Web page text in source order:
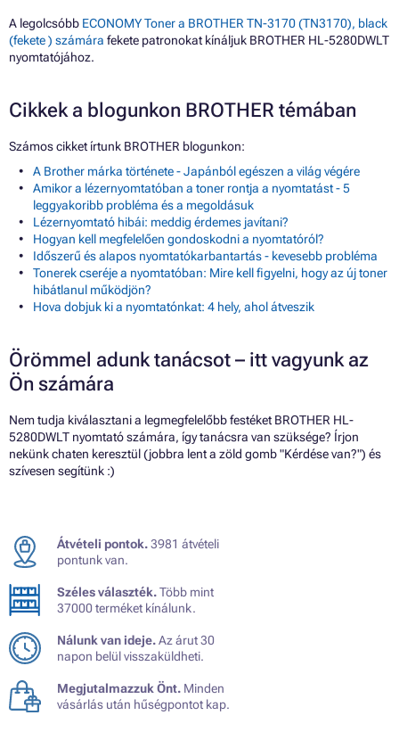
A legolcsóbb ECONOMY Toner a BROTHER TN-3170 (TN3170), black
(fekete ) számára fekete patronokat kínáljuk BROTHER HL-5280DWLT
nyomtatójához.
Cikkek a blogunkon BROTHER témában
Számos cikket írtunk BROTHER blogunkon:
A Brother márka története - Japánból egészen a világ végére
Amikor a lézernyomtatóban a toner rontja a nyomtatást - 5
leggyakoribb probléma és a megoldásuk
Lézernyomtató hibái: meddig érdemes javítani?
Hogyan kell megfelelően gondoskodni a nyomtatóról?
Időszerű és alapos nyomtatókarbantartás - kevesebb probléma
Tonerek cseréje a nyomtatóban: Mire kell figyelni, hogy az új toner
hibátlanul működjön?
Hova dobjuk ki a nyomtatónkat: 4 hely, ahol átveszik
Örömmel adunk tanácsot – itt vagyunk az
Ön számára
Nem tudja kiválasztani a legmegfelelőbb festéket BROTHER HL-
5280DWLT nyomtató számára, így tanácsra van szüksége? Írjon
nekünk chaten keresztül (jobbra lent a zöld gomb "Kérdése van?") és
szívesen segítünk :)
Átvételi pontok.3981 átvételi
pontunk van.
Széles választék.Több mint
37000 terméket kínálunk.
Nálunk van ideje.Az árut 30
napon belül visszaküldheti.
Megjutalmazzuk Önt. Minden
vásárlás után hűségpontot kap.